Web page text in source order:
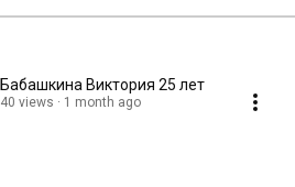
Бабашкина Виктория 25 лет
40 views 1 month ago